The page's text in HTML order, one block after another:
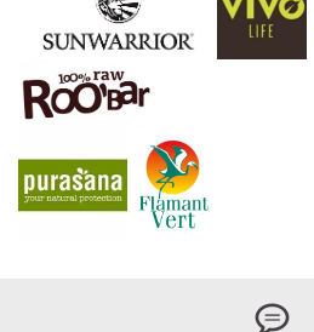
LE PLAISIR D’UN DESSERT
TROP
Imaginez un caramel fondant
frappé crémeux, sans
réconcilie dessert glacé et